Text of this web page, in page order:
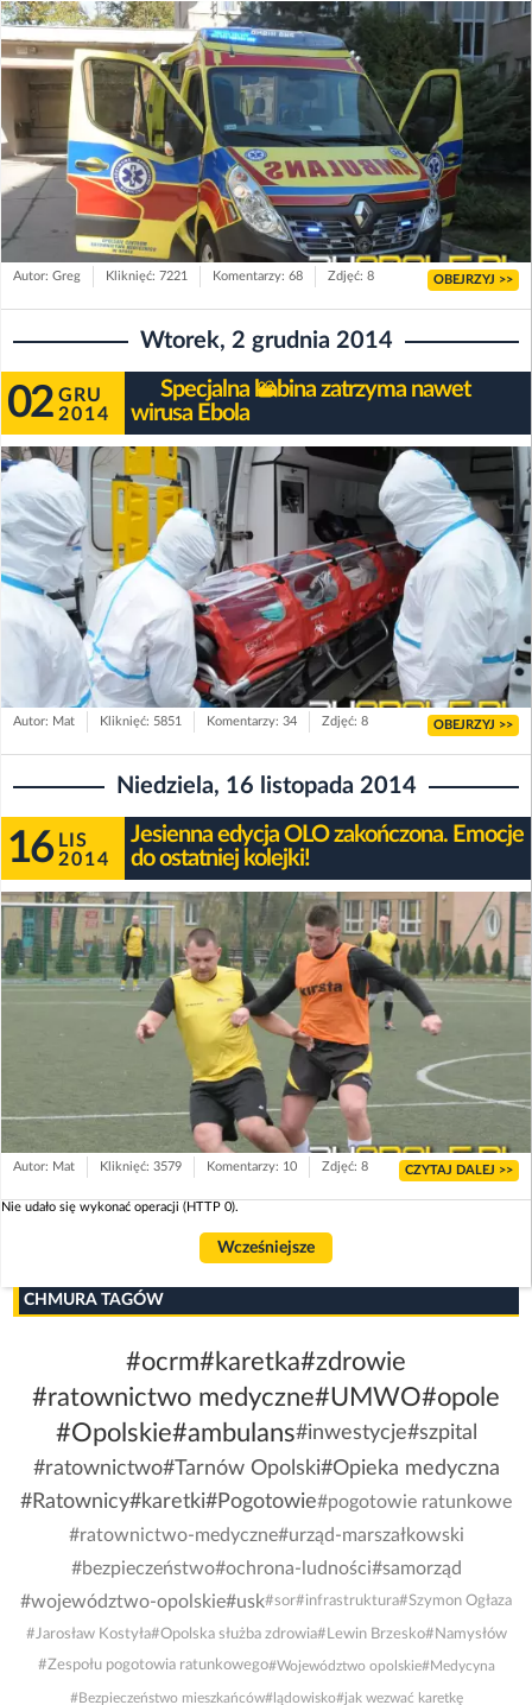
Autor: Greg Kliknięć: 7221 Komentarzy: 68 Zdjęć: 8 OBEJRZYJ >>
Wtorek, 2 grudnia 2014
02 GRU
2014
Specjalna kabina zatrzyma nawet
wirusa Ebola
Autor: Mat Kliknięć: 5851 Komentarzy: 34 Zdjęć: 8 OBEJRZYJ >>
Niedziela, 16 listopada 2014
16 LIS
2014
Jesienna edycja OLO zakończona. Emocje
do ostatniej kolejki!
Autor: Mat Kliknięć: 3579 Komentarzy: 10 Zdjęć: 8 CZYTAJ DALEJ >>
Nie udało się wykonać operacji (HTTP 0).
Wcześniejsze
CHMURA TAGÓW
#ocrm#karetka#zdrowie
#ratownictwo medyczne#UMWO#opole
#Opolskie#ambulans#inwestycje#szpital
#ratownictwo#Tarnów Opolski#Opieka medyczna
#Ratownicy#karetki#Pogotowie#pogotowie ratunkowe
#ratownictwo-medyczne#urząd-marszałkowski
#bezpieczeństwo#ochrona-ludności#samorząd
#województwo-opolskie#usk#sor#infrastruktura#Szymon Ogłaza
#Jarosław Kostyła#Opolska służba zdrowia#Lewin Brzesko#Namysłów
#Zespołu pogotowia ratunkowego#Województwo opolskie#Medycyna
#Bezpieczeństwo mieszkańców#lądowisko#jak wezwać karetkę